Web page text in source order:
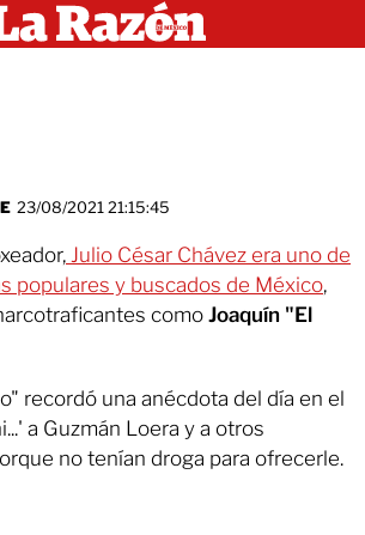
23/08/2021 21:15:45
Julio César Chávez era uno de
populares y buscados de México,
como Joaquín "El
recordó una anécdota del día en el
a Guzmán Loera y a otros
no tenían droga para ofrecerle.